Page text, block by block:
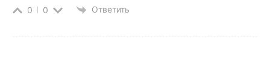
0 0 Ответить